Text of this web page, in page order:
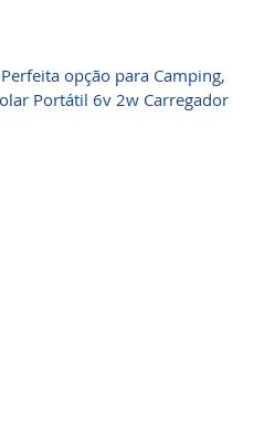
opção para Camping,
Portátil 6v 2w Carregador